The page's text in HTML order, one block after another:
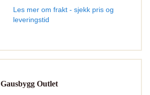
Les mer om frakt - sjekk pris og
leveringstid
Gausbygg Outlet